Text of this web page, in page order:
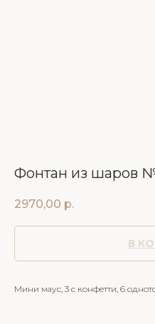
Фонтан из шаров
2970,00 р.
В
Мини маус, 3 с конфетти, 6